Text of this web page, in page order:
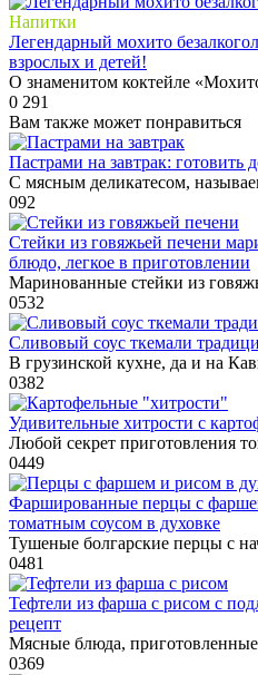
Напитки
Легендарный мохито
взрослых и детей!
О знаменитом коктейле
0 291
Вам также может понравиться
Пастрами на завтрак: готовить
С мясным деликатесом,
092
Стейки из говяжьей печени
блюдо, легкое в приготовлении
Маринованные стейки из
0532
Сливовый соус ткемали
В грузинской кухне, да и на
0382
Удивительные хитрости с
Любой секрет приготовления
0449
Фаршированные перцы с
томатным соусом в духовке
Тушеные болгарские перцы с
0481
Тефтели из фарша с рисом с
рецепт
Мясные блюда,
0369